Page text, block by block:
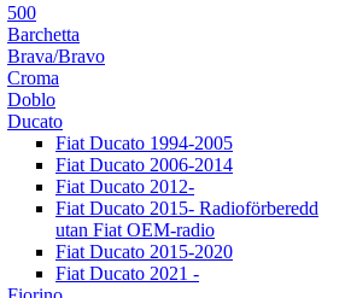
500
Barchetta
Brava/Bravo
Croma
Doblo
Ducato
Fiat Ducato 1994-2005
Fiat Ducato 2006-2014
Fiat Ducato 2012-
Fiat Ducato 2015- Radioförberedd
utan Fiat OEM-radio
Fiat Ducato 2015-2020
Fiat Ducato 2021 -